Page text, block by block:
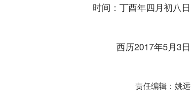
时间：丁酉年四月初八日
西历2017年5月3日
责任编辑：姚远